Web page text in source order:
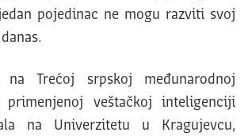
pojedinac ne mogu razviti svoj
na Trećoj srpskoj međunarodnoj
veštačkoj inteligenciji
na Univerzitetu u Kragujevcu,